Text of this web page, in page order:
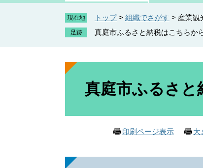
e
カ
タ
現在地 トップ > 組織でさがす > 産業観
真庭市ふるさと納税はこちらか
本
真庭市ふるさと
印刷ページ表示 大